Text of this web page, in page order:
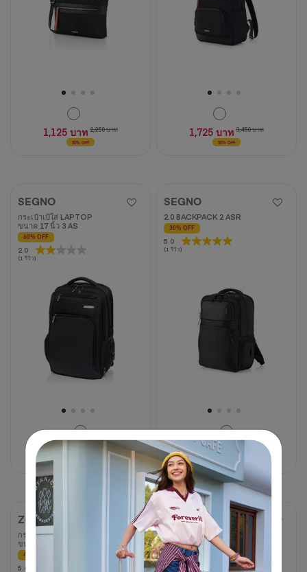
1,125 บาท 2,250 บาท
50% OFF
1,725 บาท 3,450 บาท
50% OFF
SEGNO
กระเป๋าเป้ใส่ LAPTOP
ขนาด 17 นิ้ว 3 AS
60% OFF
2.0
(1 รีวิว)
2.0
จาก
วิจารณ์
1,300 บาท 3,250 บาท
SEGNO
2.0 BACKPACK 2 ASR
30% OFF
5.0
(1 รีวิว)
5.0
จาก
2,275 บาท 3,250 บาท
ZORK 2
กระเป๋าเป้ใส่ LAPTOP
ขนาด 14 นิ้ว 3 AS
40% OFF
5.0
5.0
SEGNO
กระเป๋าเป้ใส่ LAPTOP
ขนาด 17 นิ้ว 1 AS
60% OFF
4.5
4.5